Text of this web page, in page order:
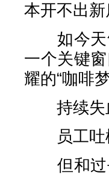
本开不出
如今天气
一个关键
耀的“咖啡
持续失血
员工吐槽
但和过去